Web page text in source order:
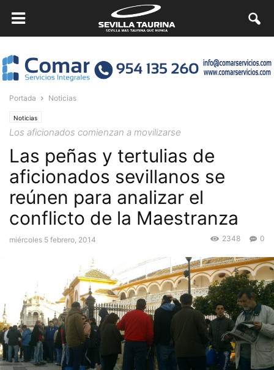
Portada Noticias
Noticias
Los aficionados comienzan a movilizarse
Las peñas y tertulias de
aficionados sevillanos se
reúnen para analizar el
conflicto de la Maestranza
miércoles 5 febrero, 2014 0
2348